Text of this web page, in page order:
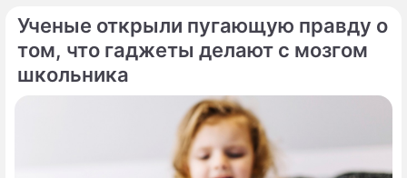
Ученые открыли пугающую правду о
том, что гаджеты делают с мозгом
школьника